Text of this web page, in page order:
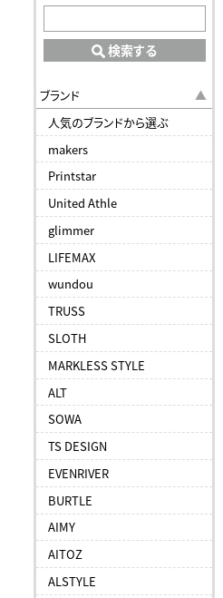
検索する
ブランド
人気のブランドから選ぶ
makers
Printstar
United Athle
glimmer
LIFEMAX
wundou
TRUSS
SLOTH
MARKLESS STYLE
ALT
SOWA
TS DESIGN
EVENRIVER
BURTLE
AIMY
AITOZ
ALSTYLE